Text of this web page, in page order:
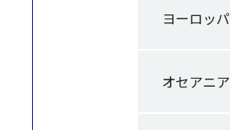
ヨーロッパ
オセアニア